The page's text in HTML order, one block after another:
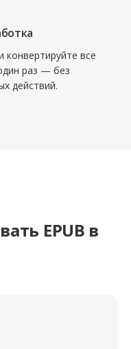
конвертируйте все
раз — без
действий.
EPUB в